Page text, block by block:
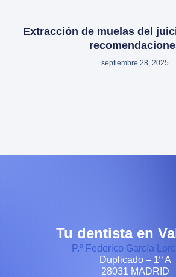
Extracción de muelas del
septiembre 28, 2025
Tu dentista en
P.º Federico García
Duplicado – 1º A
28031 MADRID